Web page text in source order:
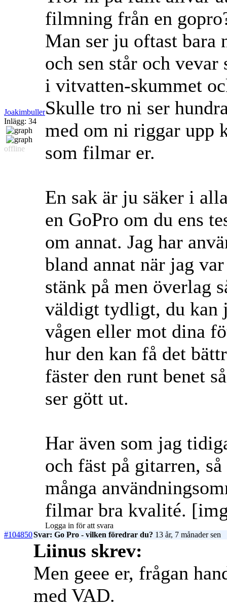
Joakimbuller
Inlägg: 34
offline
filmning från en
Man ser ju oftast bara
och sen står och
i vitvatten-skummet
Skulle tro ni ser
med om ni riggar upp
som filmar er.
En sak är ju säker i
en GoPro om du ens
om annat. Jag har
bland annat när jag
stänk på men överlag
väldigt tydligt, du kan
vågen eller mot dina
hur den kan få det
fäster den runt benet
ser gött ut.
Har även som jag
och fäst på gitarren,
många
filmar bra kvalité.
Logga in för att svara
#104850Svar: Go Pro - vilken föredrar du? 13 år, 7 månader sen
Liinus skrev:
Men geee er, frågan
med VAD.